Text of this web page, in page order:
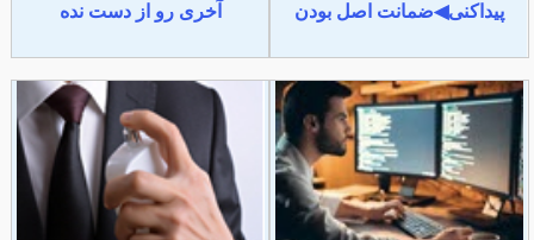
پیداکنی◀ضمانت اصل بودن
آخری رو از دست نده